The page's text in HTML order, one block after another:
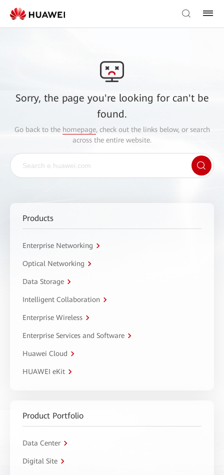
Sorry, the page you're looking for can't be
found.
Go back to the homepage, check out the links below, or search
across the entire website.
Products
Enterprise Networking
Optical Networking
Data Storage
Intelligent Collaboration
Enterprise Wireless
Enterprise Services and Software
Huawei Cloud
HUAWEI eKit
Product Portfolio
Data Center
Digital Site